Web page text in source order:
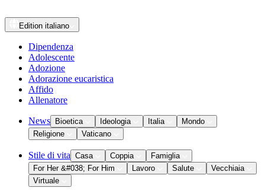
Edition italiano
Dipendenza
Adolescente
Adozione
Adorazione eucaristica
Affido
Allenatore
News Bioetica Ideologia Italia
Mondo
Religione
Vaticano
Stile di vita Casa Coppia
Famiglia
For Her &#038; For Him
Lavoro Salute
Vecchiaia
Virtuale